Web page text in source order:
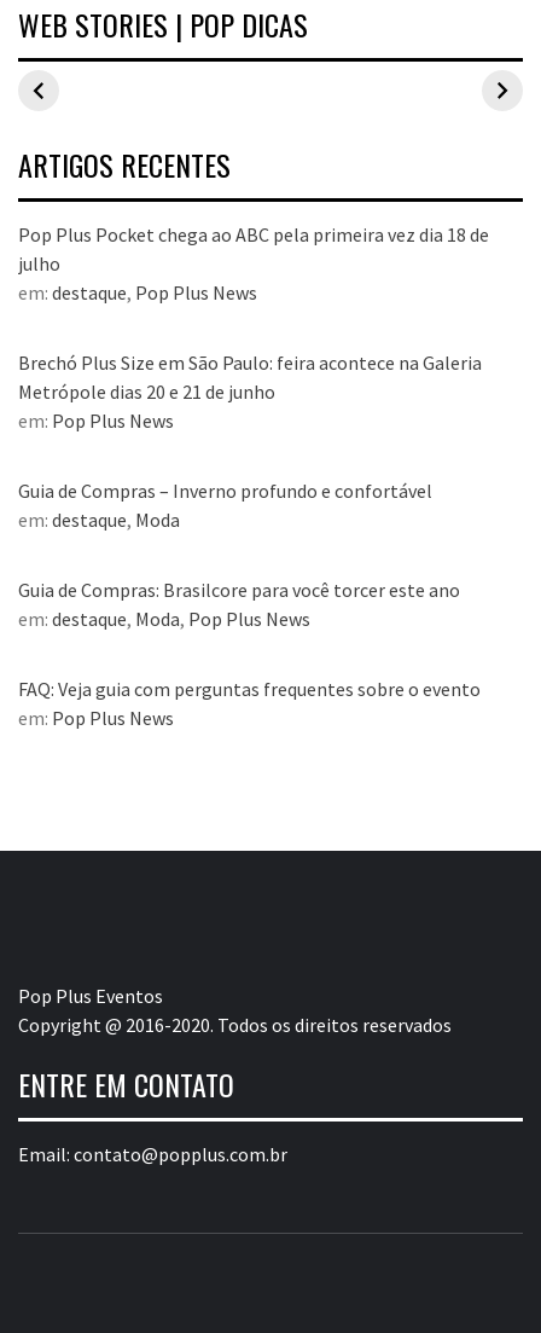
WEB STORIES | POP DICAS
Inspirações de
looks plus size
para o carnaval
Estilo Pop Plus:
looks plus size
As peças que
fizeram
ARTIGOS RECENTES
Pop Plus Pocket chega ao ABC pela primeira vez dia 18 de
julho
em: destaque, Pop Plus News
Brechó Plus Size em São Paulo: feira acontece na Galeria
Metrópole dias 20 e 21 de junho
em: Pop Plus News
Guia de Compras – Inverno profundo e confortável
em: destaque, Moda
Guia de Compras: Brasilcore para você torcer este ano
em: destaque, Moda, Pop Plus News
FAQ: Veja guia com perguntas frequentes sobre o evento
em: Pop Plus News
Pop Plus Eventos
Copyright @ 2016-2020. Todos os direitos reservados
ENTRE EM CONTATO
Email: contato@popplus.com.br